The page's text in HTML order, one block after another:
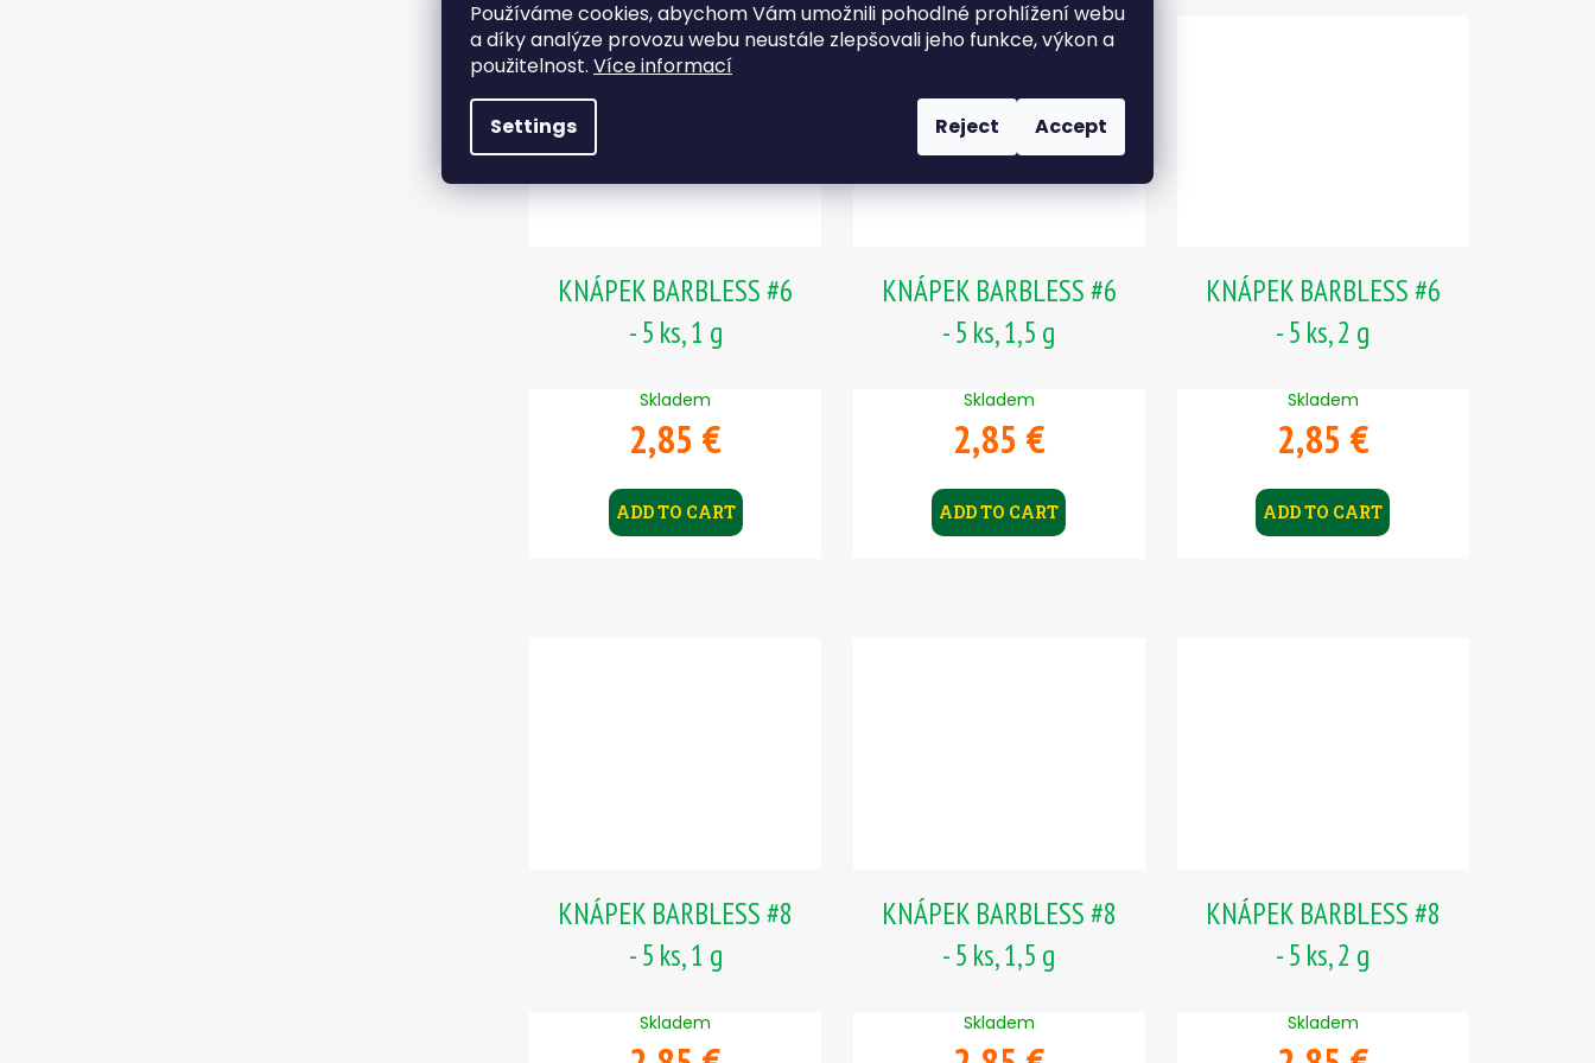
Používáme cookies, abychom Vám umožnili pohodlné prohlížení webu
a díky analýze provozu webu neustále zlepšovali jeho funkce, výkon a
použitelnost. Více informací
Settings Reject Accept
KNÁPEK BARBLESS #6
- 5 ks, 1 g
Skladem
2,85 €
ADD TO CART
KNÁPEK BARBLESS #6
- 5 ks, 1,5 g
Skladem
2,85 €
ADD TO CART
KNÁPEK BARBLESS #6
- 5 ks, 2 g
Skladem
2,85 €
ADD TO CART
KNÁPEK BARBLESS #8
- 5 ks, 1 g
Skladem
KNÁPEK BARBLESS #8
- 5 ks, 1,5 g
Skladem
KNÁPEK BARBLESS #8
- 5 ks, 2 g
Skladem